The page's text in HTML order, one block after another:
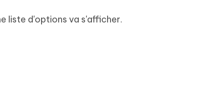
liste d'options va s'afficher.